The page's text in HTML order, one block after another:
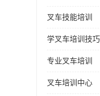
叉车技能培训
学叉车培训技巧
专业叉车培训
叉车培训中心